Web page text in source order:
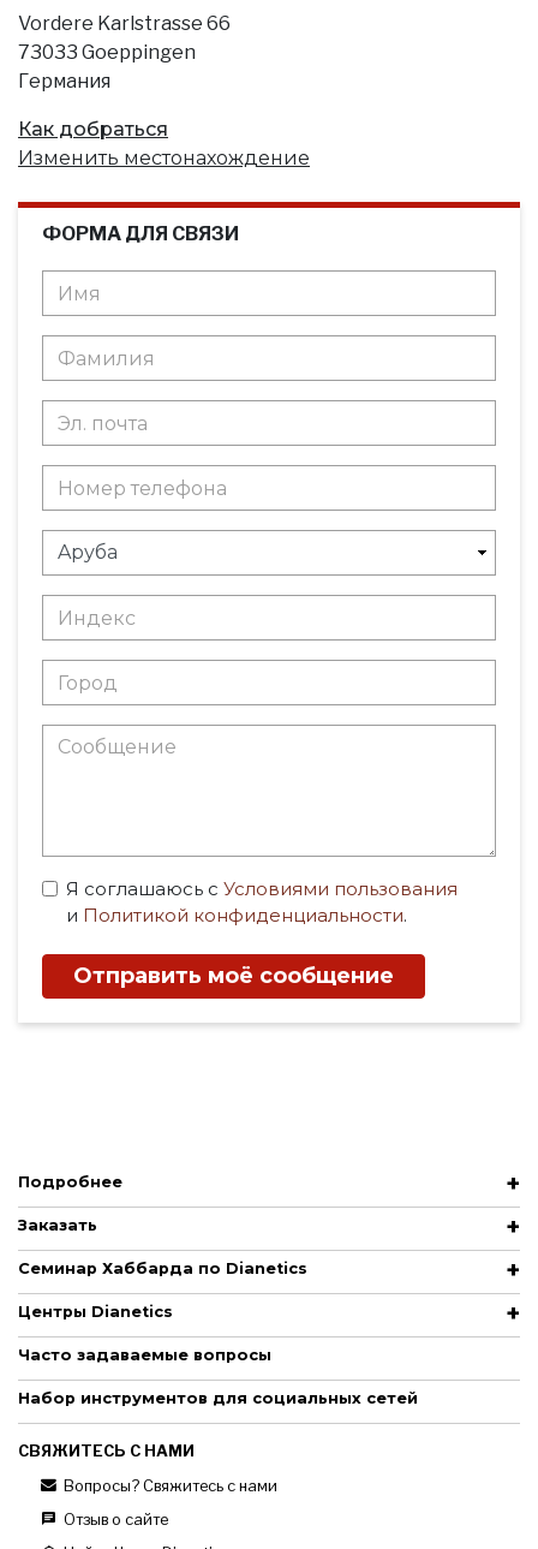
Vordere Karlstrasse 66
73033 Goeppingen
Германия
Как добраться
Изменить местонахождение
ФОРМА ДЛЯ СВЯЗИ
Я соглашаюсь с Условиями пользования
и Политикой конфиденциальности.
Отправить моё сообщение
Подробнее
Заказать
Семинар Хаббарда по Dianetics
Центры Dianetics
Часто задаваемые вопросы
Набор инструментов для социальных сетей
СВЯЖИТЕСЬ С НАМИ
Вопросы? Свяжитесь с нами
Отзыв о сайте